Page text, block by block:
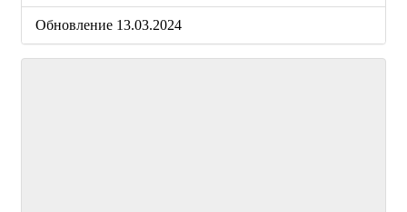
Обновление 13.03.2024